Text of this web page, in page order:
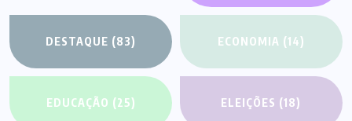
DESTAQUE (83) ECONOMIA (14)
EDUCAÇÃO (25) ELEIÇÕES (18)